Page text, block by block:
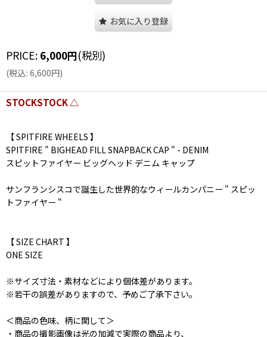
お気に入り登録
PRICE: 6,000円(税別)
(税込: 6,600円)
STOCKSTOCK △
【 SPITFIRE WHEELS 】
SPITFIRE " BIGHEAD FILL SNAPBACK CAP " - DENIM
スピットファイヤー ビッグヘッド デニム キャップ
サンフランシスコで誕生した世界的なウィールカンパニー " スピッ
トファイヤー "
【 SIZE CHART 】
ONE SIZE
※サイズ寸法・素材などにより個体差があります。
※若干の誤差がありますので、予めご了承下さい。
＜商品の色味、柄に関して＞
・商品の撮影画像は光の加減で実際の商品より、